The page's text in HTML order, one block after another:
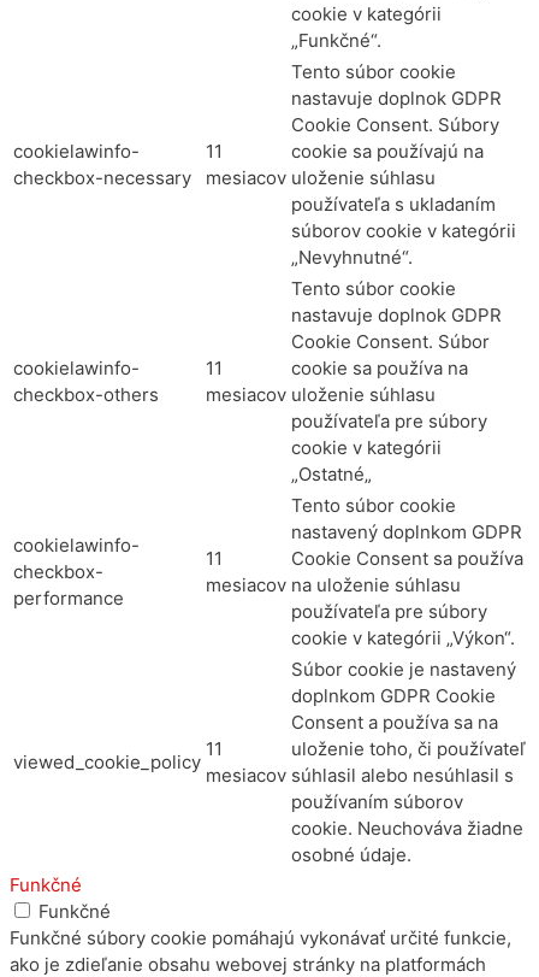
cookie v kategórii
„Funkčné“.
cookielawinfo-
checkbox-necessary
11
mesiacov
Tento súbor cookie
nastavuje doplnok GDPR
Cookie Consent. Súbory
cookie sa používajú na
uloženie súhlasu
používateľa s ukladaním
súborov cookie v kategórii
„Nevyhnutné“.
cookielawinfo-
checkbox-others
11
mesiacov
Tento súbor cookie
nastavuje doplnok GDPR
Cookie Consent. Súbor
cookie sa používa na
uloženie súhlasu
používateľa pre súbory
cookie v kategórii
„Ostatné„
cookielawinfo-
checkbox-
performance
11
mesiacov
Tento súbor cookie
nastavený doplnkom GDPR
Cookie Consent sa používa
na uloženie súhlasu
používateľa pre súbory
cookie v kategórii „Výkon“.
viewed_cookie_policy
11
mesiacov
Súbor cookie je nastavený
doplnkom GDPR Cookie
Consent a používa sa na
uloženie toho, či používateľ
súhlasil alebo nesúhlasil s
používaním súborov
cookie. Neuchováva žiadne
osobné údaje.
Funkčné
Funkčné
Funkčné súbory cookie pomáhajú vykonávať určité funkcie,
ako je zdieľanie obsahu webovej stránky na platformách